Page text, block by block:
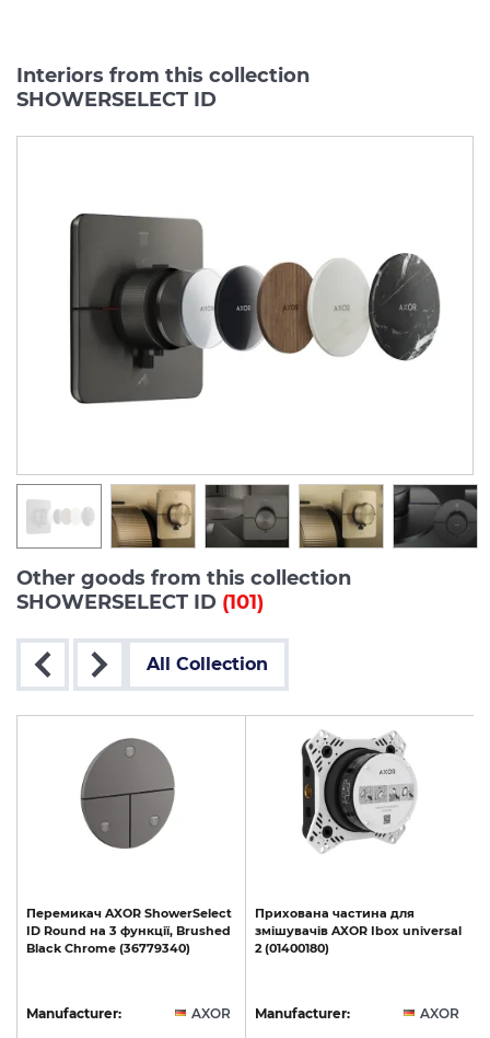
Interiors from this collection
SHOWERSELECT ID
Other goods from this collection
SHOWERSELECT ID (101)
All Collection
Перемикач AXOR ShowerSelect
ID Round на 3 функції, Brushed
Black Chrome (36779340)
Manufacturer: AXOR
Прихована частина для
змішувачів AXOR Ibox universal
2 (01400180)
Manufacturer: AXOR